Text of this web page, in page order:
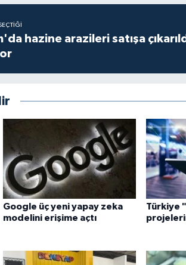
hazine arazileri satışa
Google üç yeni yapay zeka
modelini erişime açtı
Türkiye